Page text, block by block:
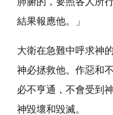
結果報應他。」
大衛在急難中呼求神
神必拯救他。作惡和
必不亨通，不會受到
神毀壞和毀滅。